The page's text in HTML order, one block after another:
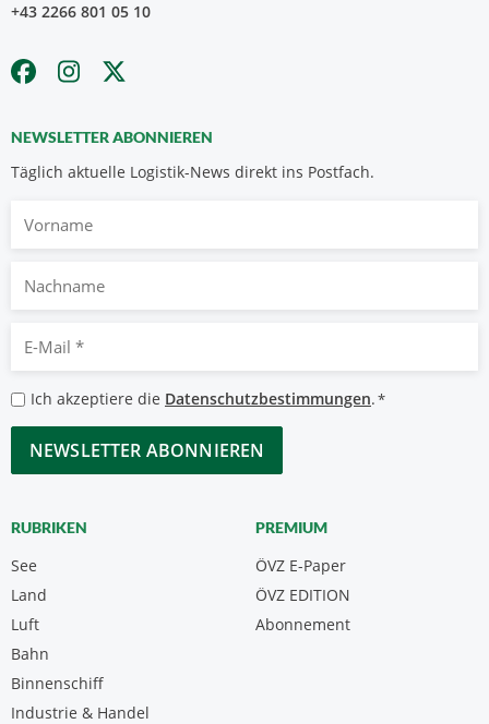
+43 2266 801 05 10
NEWSLETTER ABONNIEREN
Täglich aktuelle Logistik-News direkt ins Postfach.
Nachname
Mail
*
Datenschutzbestimmungen
*
Ich akzeptiere die Datenschutzbestimmungen.*
CAPTCHA
RUBRIKEN
See
Land
Luft
Bahn
Binnenschiff
Industrie & Handel
PREMIUM
ÖVZ E-Paper
Abonnement
ÖVZ EDITION